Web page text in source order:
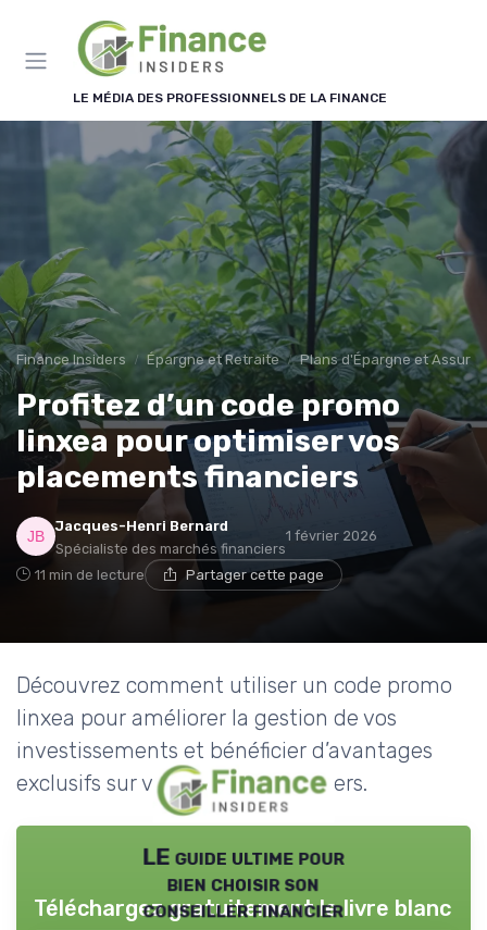
LE MÉDIA DES PROFESSIONNELS DE LA FINANCE
Finance Insiders Épargne et Retraite Plans d'Épargne et
Profitez d’un code promo
linxea pour optimiser vos
placements financiers
Jacques-Henri Bernard
Spécialiste des marchés financiers
1 février 2026
11 min de lecture Partager cette page
Découvrez comment utiliser un code promo
linxea pour améliorer la gestion de vos
investissements et bénéficier d’avantages
exclusifs sur vos produits financiers.
LE guide ultime pour
bien choisir son
conseiller financier
Téléchargez gratuitement le livre blanc